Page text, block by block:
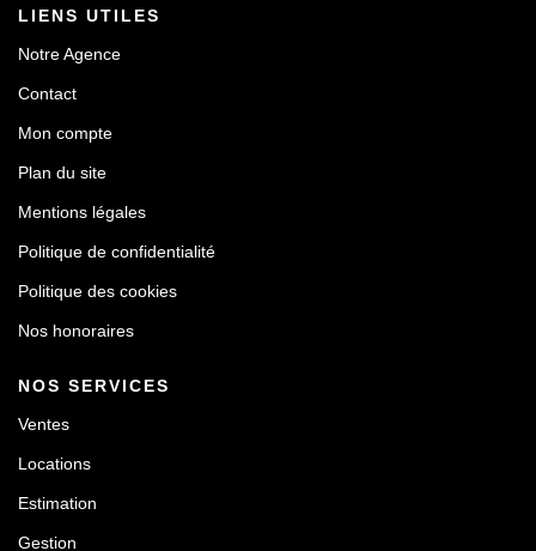
LIENS UTILES
Notre Agence
Contact
Mon compte
Plan du site
Mentions légales
Politique de confidentialité
Politique des cookies
Nos honoraires
NOS SERVICES
Ventes
Locations
Estimation
Gestion